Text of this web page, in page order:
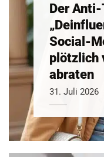
Der Anti-
Social-
plötzlich
abraten
31. Juli 2026